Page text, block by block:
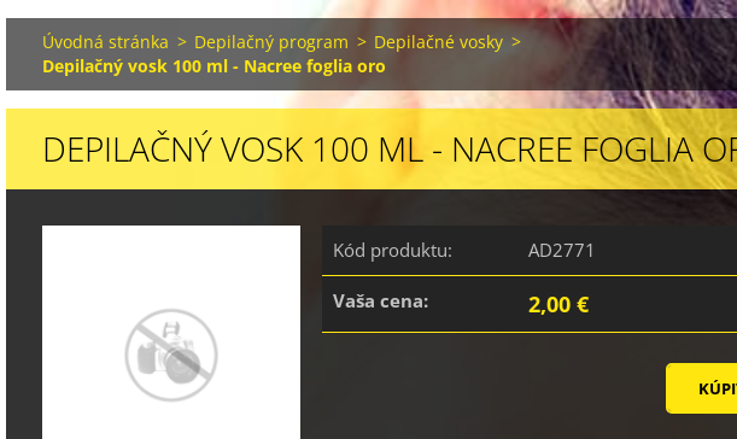
Úvodná stránka > Depilačný program > Depilačné vosky >
Depilačný vosk 100 ml - Nacree foglia oro
DEPILAČNÝ VOSK 100 ML - NACREE FOGLIA
Kód produktu: AD2771
Vaša cena: 2,00 €